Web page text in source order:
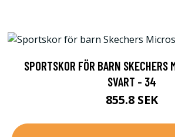
SPORTSKOR FÖR BARN SKECHERS
SVART - 34
855.8 SEK